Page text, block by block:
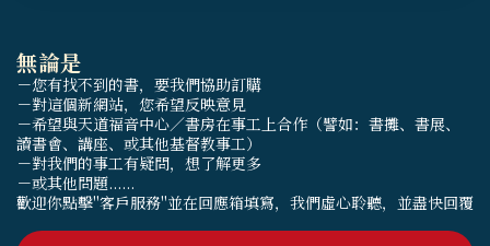
無論是
－您有找不到的書，要我們協助訂購
－對這個新網站，您希望反映意見
－希望與天道福音中心／書房在事工上合作（譬如：書攤、書展、
讀書會、講座、或其他基督教事工）
－對我們的事工有疑問，想了解更多
－或其他問題......
歡迎你點擊"客戶服務"並在回應箱填寫，我們虛心聆聽，並盡快回覆